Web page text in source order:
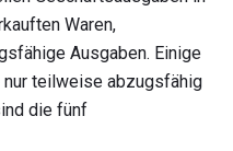
Waren,
Ausgaben. Einige
teilweise abzugsfähig
die fünf